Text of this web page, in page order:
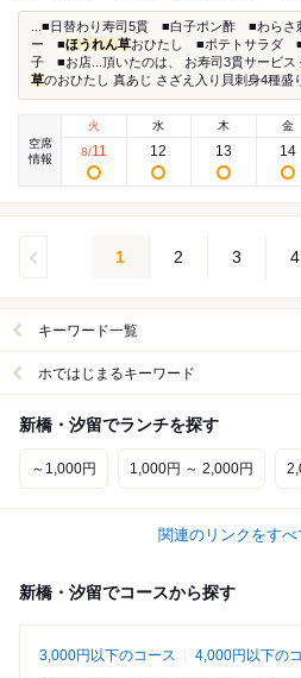
...■日替わり寿司5貫 ■白子ポン酢 ■わら
ー ■ほうれん草おひたし ■ポテトサラダ
子 ■お店...頂いたのは、 お寿司3貫サービス
草のおひたし 真あじ さざえ入り貝刺身4種盛
空席
情報
火
8/11
水
12
木
13
金
14
1 2 3 4
キーワード一覧
ホではじまるキーワード
新橋・汐留でランチを探す
～1,000円 1,000円 ～ 2,000円
関連のリンクをす
新橋・汐留でコースから探す
3,000円以下のコース
4,000円以下の